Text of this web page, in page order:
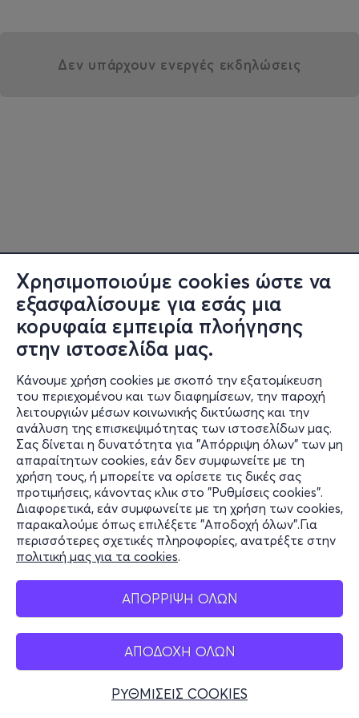
Χρησιμοποιούμε cookies ώστε να
εξασφαλίσουμε για εσάς μια
κορυφαία εμπειρία πλοήγησης
στην ιστοσελίδα μας.
Κάνουμε χρήση cookies με σκοπό την εξατομίκευση
του περιεχομένου και των διαφημίσεων, την παροχή
λειτουργιών μέσων κοινωνικής δικτύωσης και την
ανάλυση της επισκεψιμότητας των ιστοσελίδων μας.
Σας δίνεται η δυνατότητα για "Απόρριψη όλων" των μη
απαραίτητων cookies, εάν δεν συμφωνείτε με τη
χρήση τους, ή μπορείτε να ορίσετε τις δικές σας
προτιμήσεις, κάνοντας κλικ στο "Ρυθμίσεις cookies".
Διαφορετικά, εάν συμφωνείτε με τη χρήση των cookies,
παρακαλούμε όπως επιλέξετε "Αποδοχή όλων".Για
περισσότερες σχετικές πληροφορίες, ανατρέξτε στην
πολιτική μας για τα cookies.
ΑΠΟΡΡΙΨΗ ΟΛΩΝ
ΑΠΟΔΟΧΗ ΟΛΩΝ
ΡΥΘΜΙΣΕΙΣ COOKIES
Δεν υπάρχουν ενεργές εκδηλώσεις